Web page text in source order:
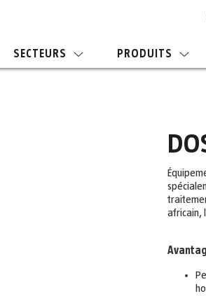
SECTEURS PRODUITS
africain,